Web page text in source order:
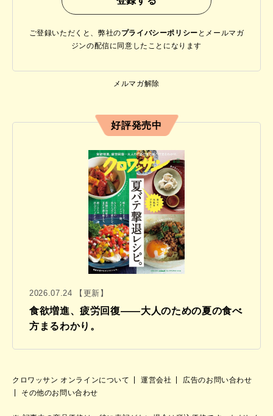
ご登録いただくと、弊社のプライバシーポリシー と メールマガ
ジンの配信に同意したことになります
メルマガ解除
好評発売中
2026.07.24 【更新】
食欲増進、疲労回復——大人のための夏の食べ
方まるわかり。
クロワッサン オンラインについて 運営会社
広告のお問い合わせ
その他のお問い合わせ